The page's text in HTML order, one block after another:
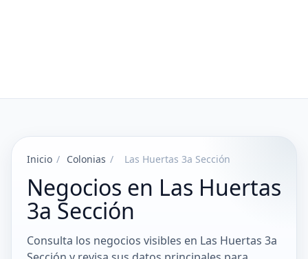
Inicio / Colonias / Las Huertas 3a Sección
Negocios en Las Huertas
3a Sección
Consulta los negocios visibles en Las Huertas 3a